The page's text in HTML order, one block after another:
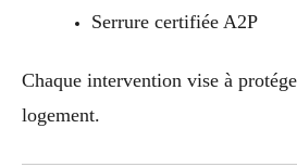
Serrure certifiée A2P
Chaque intervention vise à
logement.